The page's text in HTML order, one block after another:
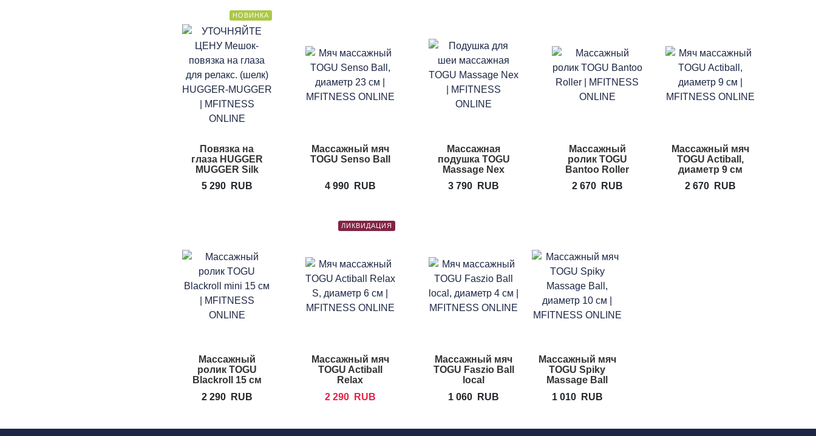
НОВИНКА
Повязка на
глаза HUGGER
MUGGER Silk
Eyebag Herbal
Filling
5 290 RUB
Массажный мяч
TOGU Senso Ball
4 990 RUB
Массажная
подушка TOGU
Massage Nex
3 790
RUB
Массажный
ролик TOGU
Bantoo Roller
2 670
RUB
Массажный мяч
TOGU Actiball,
диаметр 9 см
2 670
RUB
Массажный
ролик TOGU
Blackroll 15 см
2 290
RUB
ЛИКВИДАЦИЯ
Массажный мяч
TOGU Actiball
Relax
2 290
RUB
Массажный мяч
TOGU Faszio Ball
local
1 060
RUB
Массажный мяч
TOGU Spiky
Massage Ball
1 010
RUB